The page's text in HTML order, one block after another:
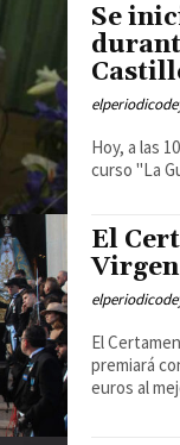
Se
Hoy, a las
curso "La
El
El
premiará
euros al